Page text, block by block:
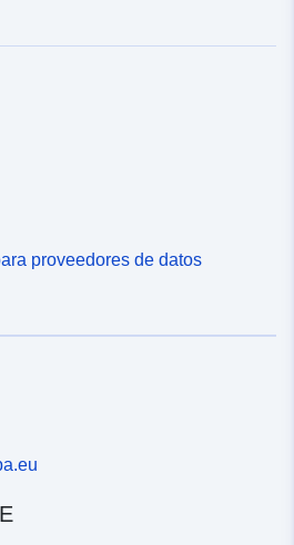
proveedores de datos